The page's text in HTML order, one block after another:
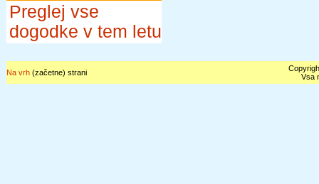
Preglej vse
dogodke v tem letu
Na vrh(začetne) strani
Vsa